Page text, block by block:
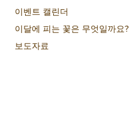
이벤트 캘린더
이달에 피는 꽃은 무엇일까요?
보도자료